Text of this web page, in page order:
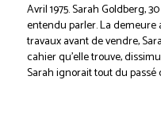
Avril 1975. Sarah Goldberg,
entendu parler. La demeure
travaux avant de vendre,
cahier qu’elle trouve,
Sarah ignorait tout du